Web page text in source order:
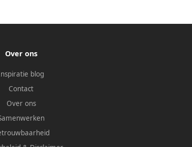
Over ons
blog
Contact
Over ons